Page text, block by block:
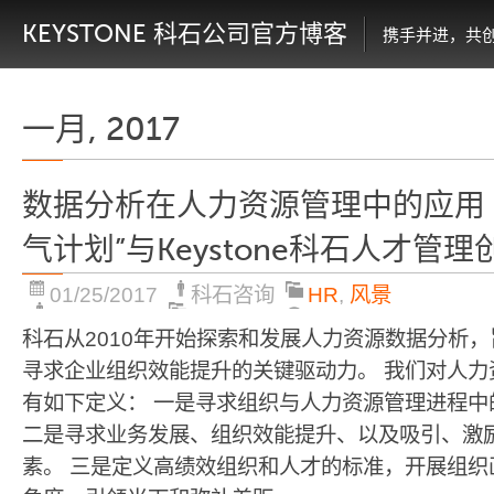
KEYSTONE 科石公司官方博客 携手并进，共
一月, 2017
数据分析在人力资源管理中的应
气计划”与Keystone科石人才管理
01/25/2017 科石咨询 HR, 风景
科石从2010年开始探索和发展人力资源数据分析
寻求企业组织效能提升的关键驱动力。 我们对人
有如下定义： 一是寻求组织与人力资源管理进程
二是寻求业务发展、组织效能提升、以及吸引、激
素。 三是定义高绩效组织和人才的标准，开展组